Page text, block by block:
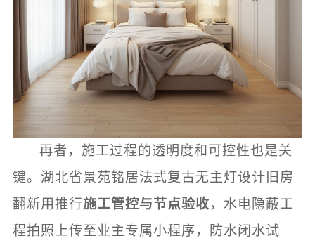
再者，施工过程的透明度和可控性也是关
键。湖北省景苑铭居法式复古无主灯设计旧房
翻新用推行施工管控与节点验收，水电隐蔽工
程拍照上传至业主专属小程序，防水闭水试